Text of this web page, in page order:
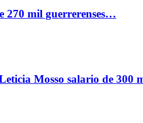
270 mil guerrerenses…
Mosso salario de 300